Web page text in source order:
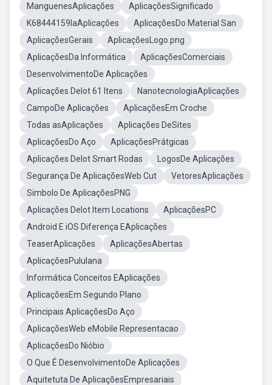
ManguenesAplicações
AplicaçõesSignificado
K68444159laAplicações
AplicaçõesDo Material San
AplicaçõesGerais
AplicaçõesLogo.png
AplicaçõesDa Informática
AplicaçõesComerciais
DesenvolvimentoDe Aplicações
Aplicações DeIot 61 Itens
NanotecnologiaAplicações
CampoDe Aplicações
AplicaçõesEm Croche
Todas asAplicações
Aplicações DeSites
AplicaçõesDo Aço
AplicaçõesPrátgicas
Aplicações DeIot Smart Rodas
LogosDe Aplicações
Segurança De AplicaçõesWeb Cut
VetoresAplicações
Simbolo De AplicaçõesPNG
Aplicações DeIot Item Locations
AplicaçõesPC
Android E iOS Diferença EAplicações
TeaserAplicações
AplicaçõesAbertas
AplicaçõesPululana
Informática Conceitos EAplicações
AplicaçõesEm Segundo Plano
Principais AplicaçõesDo Aço
AplicaçõesWeb eMobile Representacao
AplicaçõesDo Nióbio
O Que É DesenvolvimentoDe Aplicações
Aquitetuta De AplicaçõesEmpresariais